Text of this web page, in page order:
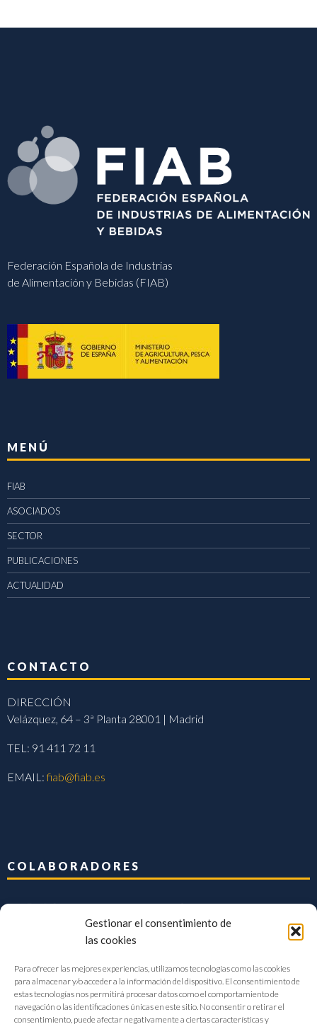
Gestionar el consentimiento de
las cookies
Para ofrecer las mejores experiencias, utilizamos tecnologías como las cookies
para almacenar y/o acceder a la información del dispositivo. El consentimiento de
estas tecnologías nos permitirá procesar datos como el comportamiento de
navegación o las identificaciones únicas en este sitio. No consentir o retirar el
consentimiento, puede afectar negativamente a ciertas características y
Federación Española de Industrias
de Alimentación y Bebidas (FIAB)
MENÚ
FIAB
ASOCIADOS
SECTOR
PUBLICACIONES
ACTUALIDAD
CONTACTO
DIRECCIÓN
Velázquez, 64 – 3ª Planta 28001 | Madrid
TEL: 91 411 72 11
EMAIL:fiab@fiab.es
COLABORADORES